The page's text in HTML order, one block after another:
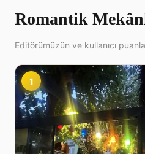
Romantik
Editörümüzün ve kullanıcı
1